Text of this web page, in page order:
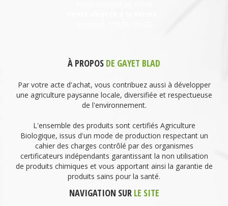
À PROPOS DE GAYET BLAD
Par votre acte d'achat, vous contribuez aussi à développer
une agriculture paysanne locale, diversifiée et respectueuse
de l'environnement.
L'ensemble des produits sont certifiés Agriculture
Biologique, issus d'un mode de production respectant un
cahier des charges contrôlé par des organismes
certificateurs indépendants garantissant la non utilisation
de produits chimiques et vous apportant ainsi la garantie de
produits sains pour la santé.
NAVIGATION SUR LE SITE